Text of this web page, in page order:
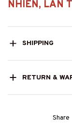
NHIÊN, LAN
SHIPPING
RETURN &
Share